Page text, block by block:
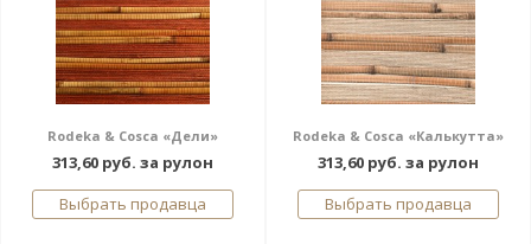
Rodeka & Cosca «Дели»
313,60 руб. за рулон
Выбрать продавца
Rodeka & Cosca «Калькутта»
313,60 руб. за рулон
Выбрать продавца